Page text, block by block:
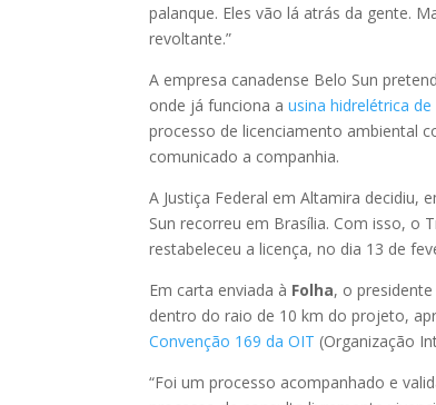
palanque. Eles vão lá atrás da gente.
revoltante.”
A empresa canadense Belo Sun
onde já funciona ausina hidrelétrica
processo de licenciamento ambiental
comunicado a companhia.
A Justiça Federal em Altamira decidiu,
Sun recorreu em Brasília. Com isso, o
restabeleceu a licença, no dia 13 de
Em carta enviada à Folha, o
dentro do raio de 10 km do projeto,
Convenção 169 da OIT (Organização
“Foi um processo acompanhado e